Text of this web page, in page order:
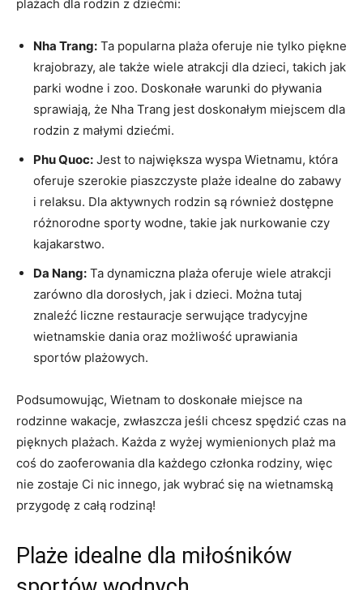
plażach dla rodzin ⁢z ​dziećmi:
Nha Trang: Ta popularna plaża oferuje nie tylko ‌piękne‌
krajobrazy, ale także wiele atrakcji dla dzieci, takich jak
parki wodne i zoo. Doskonałe warunki do pływania
sprawiają, że Nha Trang jest doskonałym miejscem dla
rodzin z małymi dziećmi.
Phu Quoc: Jest to największa wyspa Wietnamu, która
oferuje szerokie ‍piaszczyste plaże idealne do zabawy
i relaksu. Dla aktywnych rodzin są również dostępne
różnorodne sporty wodne, takie jak nurkowanie czy
kajakarstwo.
Da ⁢Nang: Ta dynamiczna plaża oferuje wiele atrakcji ​
zarówno dla dorosłych, jak i⁤ dzieci. Można tutaj
znaleźć liczne restauracje serwujące tradycyjne
⁣wietnamskie ​dania ‍oraz‍ możliwość uprawiania
sportów plażowych.
Podsumowując, Wietnam‍ to doskonałe miejsce na
rodzinne wakacje, zwłaszcza ​jeśli chcesz spędzić czas na
pięknych plażach. Każda z wyżej wymienionych‌ plaż ma
⁢coś do zaoferowania dla ⁢każdego członka rodziny,‍ więc⁣
nie zostaje Ci nic innego, jak wybrać się na wietnamską⁤
przygodę ​z całą rodziną!
Plaże idealne dla⁤ miłośników